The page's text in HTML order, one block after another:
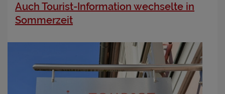
Auch Tourist-Information wechselte in
Sommerzeit